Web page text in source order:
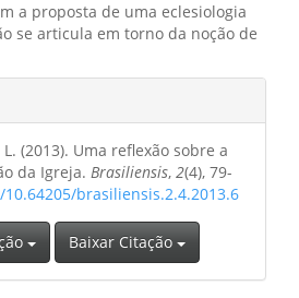
a proposta de uma eclesiologia
se articula em torno da noção de
(2013). Uma reflexão sobre a
da Igreja. Brasiliensis, 2(4), 79-
brasiliensis.2.4.2013.6
Baixar Citação